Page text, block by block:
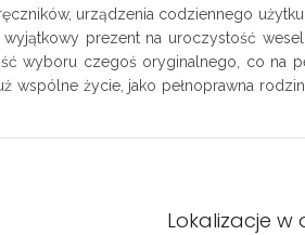
urządzenia codziennego
prezent na uroczystość
wyboru czegoś oryginalnego, co na
wspólne życie, jako pełnoprawna
Lokalizacje w